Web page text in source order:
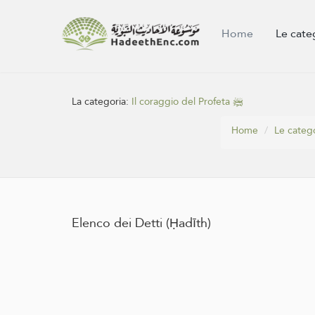
Home Le
La categoria:
Il coraggio del Profeta ﷺ
Home
Le
Elenco dei Detti (Ḥadīth)